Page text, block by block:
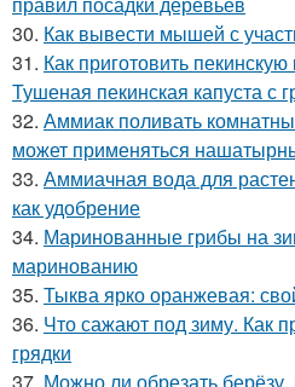
30. Как вывести мышей с
31. Как приготовить
Тушеная пекинская капуста с
32. Аммиак поливать
может применяться
33. Аммиачная вода для
как удобрение
34. Маринованные грибы на
маринованию
35. Тыква ярко оранжевая:
36. Что сажают под зиму. Как
грядки